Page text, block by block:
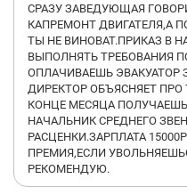
Потом и вовсе перешла на
чихвостить меня прилюдно,
что я должна ей денег… В
кабинете тоже хихикали
После обратившись ко мне
кабинет, чтобы
должности Анной.
Я сидела за дверью и уже
СРАЗУ ЗАВЕДУЮЩАЯ
КАПРЕМОНТ ДВИГАТЕЛЯ,А
ТЫ НЕ ВИНОВАТ.ПРИКАЗ В
ВЫПОЛНЯТЬ ТРЕБОВАНИЯ
ОПЛАЧИВАЕШЬ ЭВАКУАТОР
ДИРЕКТОР ОБЪЯСНЯЕТ
КОНЦЕ МЕСЯЦА
НАЧАЛЬНИК СРЕДНЕГО
РАСЦЕНКИ.ЗАРПЛАТА
ПРЕМИЯ,ЕСЛИ
РЕКОМЕНДУЮ.